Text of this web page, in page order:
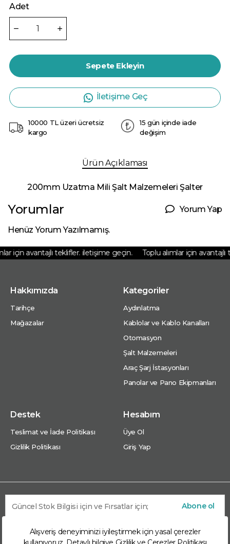
Alışveriş deneyiminizi iyileştirmek için yasal çerezler
Adet
Sepete Ekleyin
İletişime Geç
10000 TL üzeri ücretsiz
kargo
15 gün içinde iade
değişim
Ürün Açıklaması
200mm Uzatma Mili Şalt Malzemeleri Şalter
Yorumlar Yorum Yap
Henüz Yorum Yazılmamış.
için avantajlı teklifler. iletişime geçin. Toplu alımlar için avantajlı
Hakkımızda
Tarihçe
Mağazalar
Kategoriler
Aydınlatma
Kablolar ve Kablo Kanalları
Otomasyon
Şalt Malzemeleri
Araç Şarj İstasyonları
Panolar ve Pano Ekipmanları
Destek
Teslimat ve İade Politikası
Gizlilik Politikası
Hesabım
Üye Ol
Giriş Yap
Abone ol